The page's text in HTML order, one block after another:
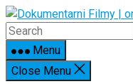
Skip
to
contentMenu
Close Menu